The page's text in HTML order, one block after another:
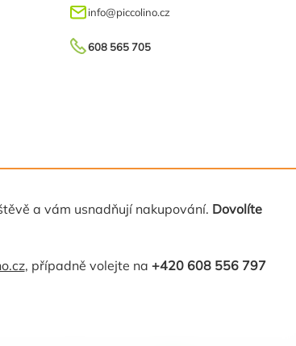
a vám usnadňují nakupování. Dovolíte
, případně volejte na +420 608 556 797
info@piccolino.cz
608 565 705